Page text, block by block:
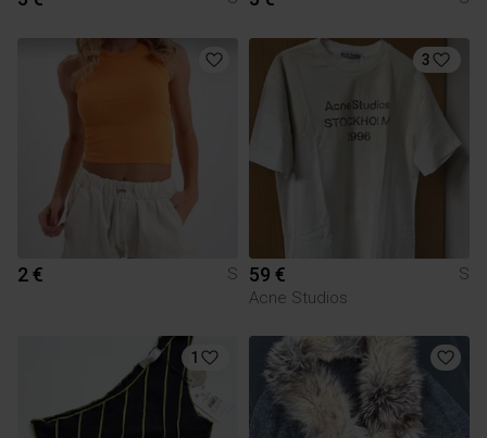
2 € S
3
59 €
S
Acne Studios
1